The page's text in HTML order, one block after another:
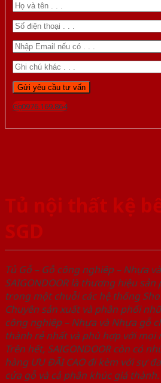
Gọi 0976.169.864
Tủ nội thất kệ
SGD
Tủ Gỗ – Gỗ công nghiêp – Nhựa
SAIGONDOOR là thương hiệu
trong một chuỗi các hệ thống
Chuyên sản xuất và phân phối
công nghiêp – Nhựa và Nhựa gỗ
thành rẻ nhất và phù hợp với mọi
Trên hết, SAIGONDOOR còn có
hàng ƯU ĐÃI CAO đi kèm với sự
cửa gỗ và cả phân khúc giá thành.